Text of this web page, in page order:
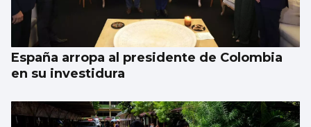
España arropa al presidente de Colombia
en su investidura